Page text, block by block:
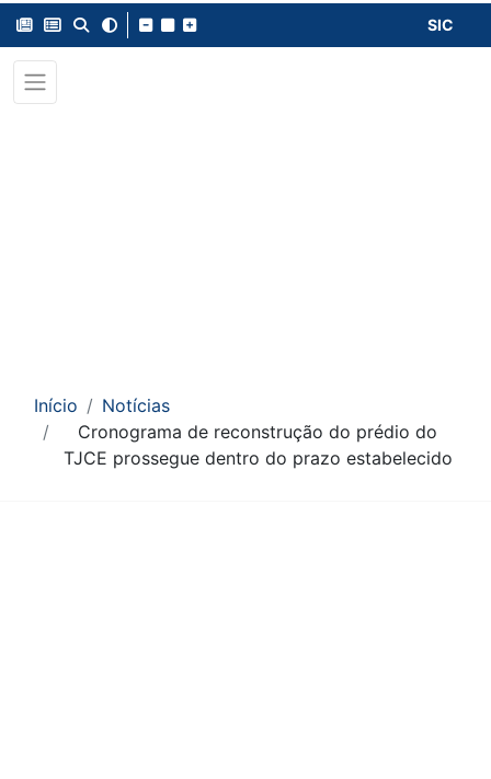
SIC
Início
Notícias
Cronograma de reconstrução do prédio do
TJCE prossegue dentro do prazo estabelecido